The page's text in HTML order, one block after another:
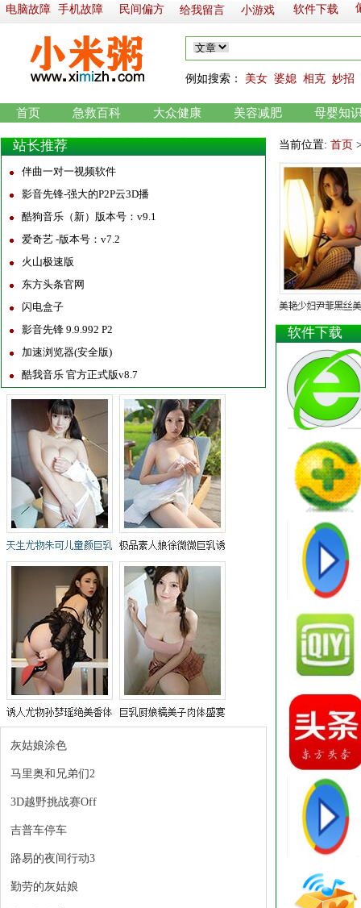
首页 急救百科 大众健康 美容减肥 母婴知
软件下载
小游戏
手机故障 民间偏方 给我留言
例如搜索： 美女 婆媳 相克 妙招
电脑故障
站长推荐
伴曲一对一视频软件
影音先锋-强大的P2P云3D播
酷狗音乐（新）版本号：v9.1
爱奇艺 -版本号：v7.2
火山极速版
东方头条官网
闪电盒子
影音先锋 9.9.992 P2
加速浏览器(安全版)
酷我音乐 官方正式版v8.7
灰姑娘涂色
马里奥和兄弟们2
3D越野挑战赛Off
吉普车停车
路易的夜间行动3
勤劳的灰姑娘
当前位置: 首页
软件下载